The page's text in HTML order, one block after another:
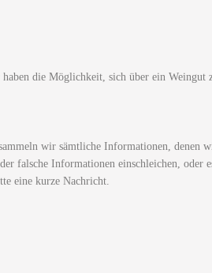
die Möglichkeit, sich über ein Weingut
wir sämtliche Informationen, denen
falsche Informationen einschleichen, oder
eine kurze Nachricht.